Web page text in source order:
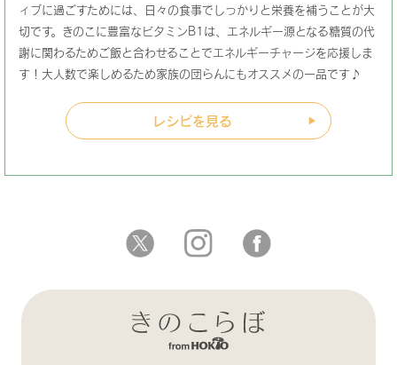
ィブに過ごすためには、日々の食事でしっかりと栄養を補うことが大
切です。きのこに豊富なビタミンB1は、エネルギー源となる糖質の代
謝に関わるためご飯と合わせることでエネルギーチャージを応援しま
す！大人数で楽しめるため家族の団らんにもオススメの一品です♪
レシピを見る